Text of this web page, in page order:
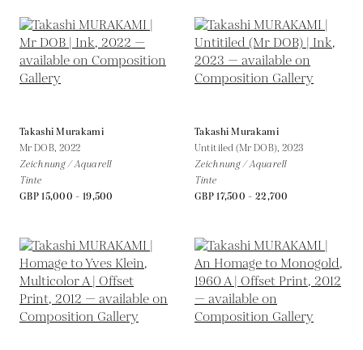
Takashi Murakami
Mr DOB, 2022
Zeichnung / Aquarell
Tinte
GBP 15,000 - 19,500
Takashi Murakami
Untitiled (Mr DOB), 2023
Zeichnung / Aquarell
Tinte
GBP 17,500 - 22,700